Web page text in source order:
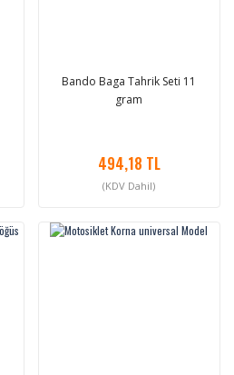
Bando Baga Tahrik Seti 11
gram
494,18 TL
(KDV Dahil)